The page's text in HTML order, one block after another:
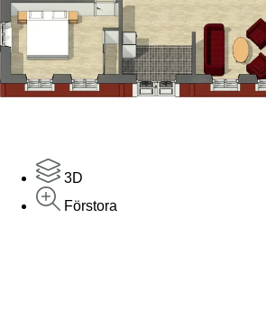
3D
Förstora